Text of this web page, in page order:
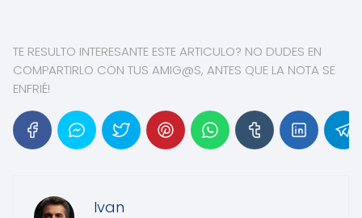
TE RESULTO INTERESANTE ESTE ARTICULO? NO DUDES EN
COMPARTIRLO CON TUS AMIG@S, ANTES QUE LA NOTA SE
ENFRIÉ!
Ivan